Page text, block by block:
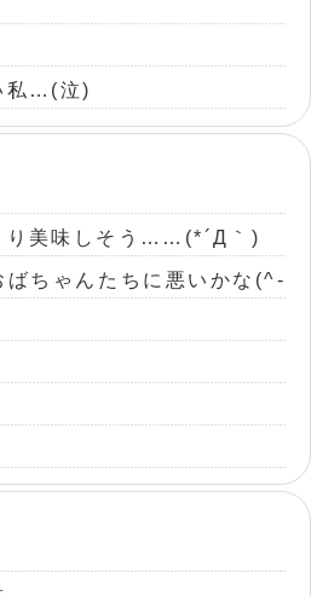
私…(泣)
り美味しそう……(*´Д｀)
ばちゃんたちに悪いかな(^-